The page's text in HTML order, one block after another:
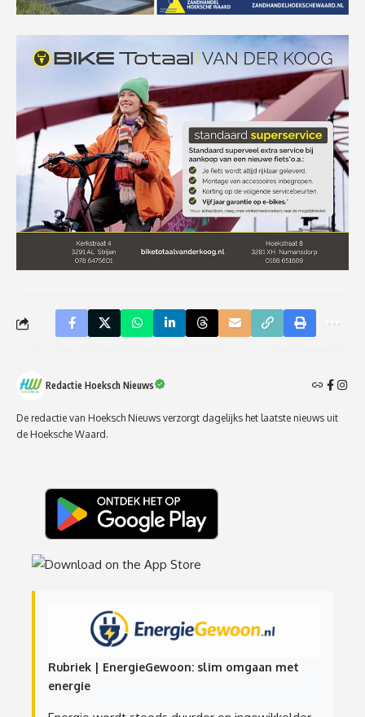
Redactie Hoeksch Nieuws
De redactie van Hoeksch Nieuws verzorgt dagelijks het laatste nieuws uit
de Hoeksche Waard.
Rubriek | EnergieGewoon: slim omgaan met
energie